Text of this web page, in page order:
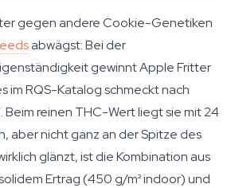
gegen andere Cookie-Genetiken
abwägst: Bei der
gewinnt Apple Fritter
im RQS-Katalog schmeckt nach
reinen THC-Wert liegt sie mit 24
aber nicht ganz an der Spitze des
glänzt, ist die Kombination aus
Ertrag (450 g/m² indoor) und